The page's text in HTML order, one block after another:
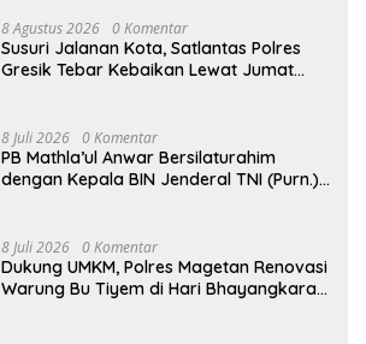
8 Agustus 2026 0 Komentar
Susuri Jalanan Kota, Satlantas Polres
Gresik Tebar Kebaikan Lewat Jumat
8 Juli 2026 0 Komentar
PB Mathla’ul Anwar Bersilaturahim
dengan Kepala BIN Jenderal TNI (Purn.)
8 Juli 2026 0 Komentar
Dukung UMKM, Polres Magetan Renovasi
Warung Bu Tiyem di Hari Bhayangkara